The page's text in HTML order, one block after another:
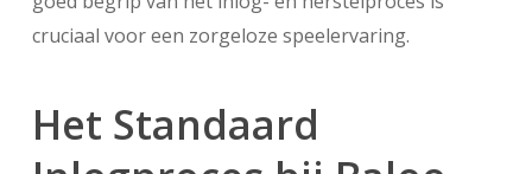
cruciaal voor een zorgeloze speelervaring.
Het Standaard